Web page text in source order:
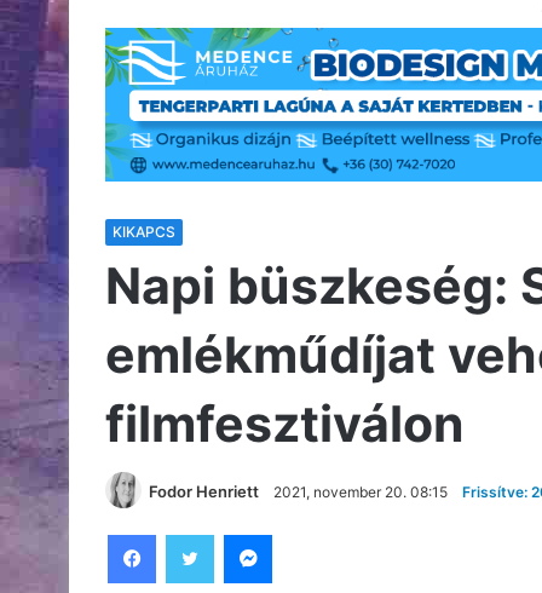
KIKAPCS
Napi büszkeség:
emlékműdíjat
filmfesztiválon
Fodor Henriett 2021, november 20. 08:15 Frissítve: